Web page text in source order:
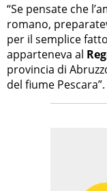
“Se pensate che
romano,
per il semplice
apparteneva al
provincia di
del fiume Pescara”.